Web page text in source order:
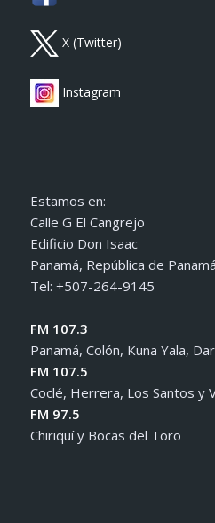
X (Twitter)
Instagram
Estamos en:
Calle G El Cangrejo
Edificio Don Isaac
Panamá, República de Panamá
Tel: +507-264-9145
FM 107.3
Panamá, Colón, Kuna Yala,
FM 107.5
Coclé, Herrera, Los Santos y
FM 97.5
Chiriquí y Bocas del Toro